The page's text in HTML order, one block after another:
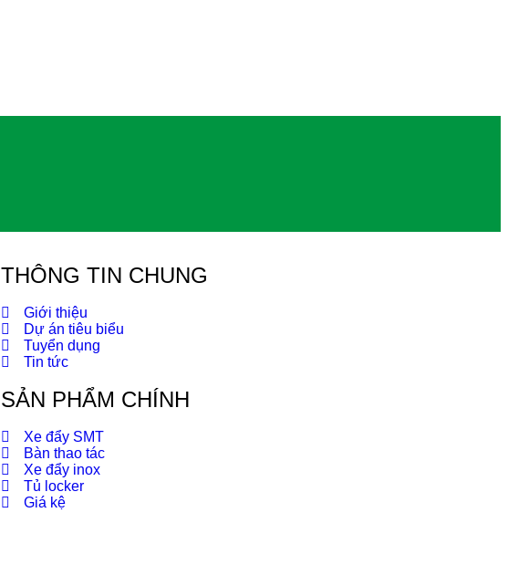
THÔNG TIN CHUNG
Giới thiệu
Dự án tiêu biểu
Tuyển dụng
Tin tức
SẢN PHẨM CHÍNH
Xe đẩy SMT
Bàn thao tác
Xe đẩy inox
Tủ locker
Giá kệ